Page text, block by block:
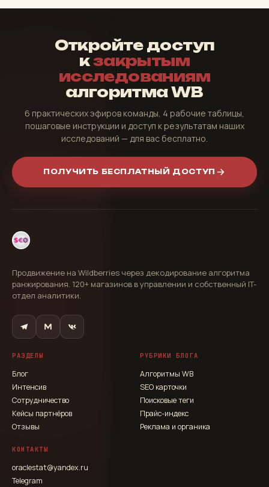
Откройте доступ
кзакрытым
исследованиям
алгоритма WB
6 практических эфиров команды, 4 рабочие таблицы,
пошаговые инструкции и доступ к результатам наших
исследований — для вас бесплатно.
ПОЛУЧИТЬ БЕСПЛАТНЫЙ ДОСТУП
Продвижение на Wildberries через декодирование алгоритма
ранжирования. 120+ магазинов в управлении и собственный IT-
отдел аналитики.
РАЗДЕЛЫ
Блог
Интенсив
Сотрудничество
Кейсы партнёров
Отзывы
РУБРИКИ БЛОГА
Алгоритмы WB
SEO карточки
Поисковые теги
Прайс-индекс
Реклама и органика
КОНТАКТЫ
oraclestat@yandex.ru
Telegram